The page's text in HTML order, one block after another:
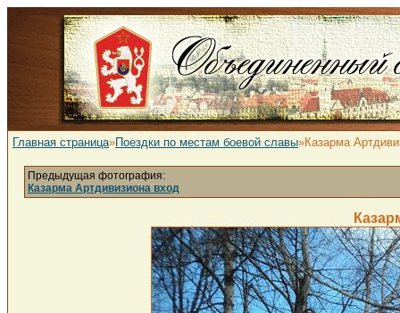
Главная страница»Поездки по местам боевой славы»Казарма
Предыдущая фотография:
Казарма Артдивизиона вход